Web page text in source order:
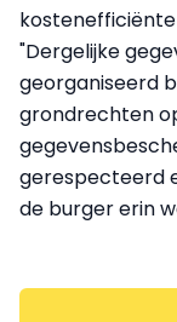
"Dergelijke
georganiseerd
grondrechten
gerespecteerd
de burger erin